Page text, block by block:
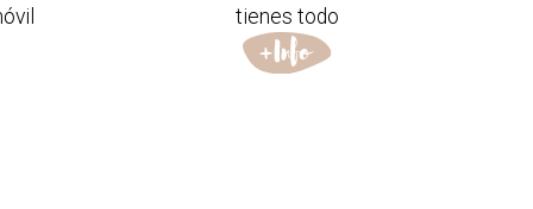
tienes todo